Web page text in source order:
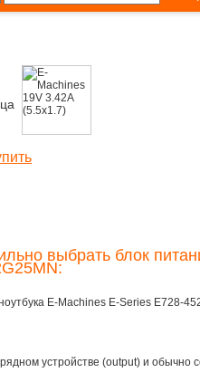
выбрать блок
E-Machines E-Series E728-
устройстве (output) и обычно